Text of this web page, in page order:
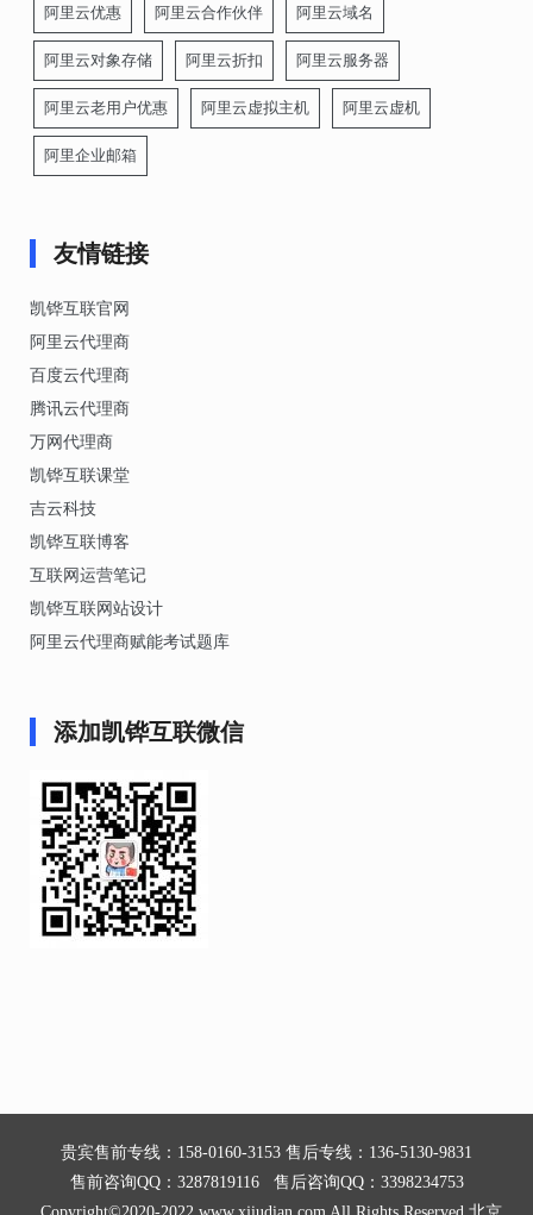
阿里云优惠 阿里云合作伙伴 阿里云域名
阿里云对象存储 阿里云折扣 阿里云服务器
阿里云老用户优惠 阿里云虚拟主机 阿里云虚机
阿里企业邮箱
友情链接
凯铧互联官网
阿里云代理商
百度云代理商
腾讯云代理商
万网代理商
凯铧互联课堂
吉云科技
凯铧互联博客
互联网运营笔记
凯铧互联网站设计
阿里云代理商赋能考试题库
添加凯铧互联微信
贵宾售前专线：158-0160-3153 售后专线：136-5130-9831
售前咨询QQ：3287819116 售后咨询QQ：3398234753